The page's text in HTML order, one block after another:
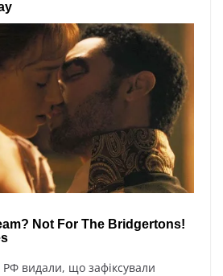
РФ видали, що зафіксували